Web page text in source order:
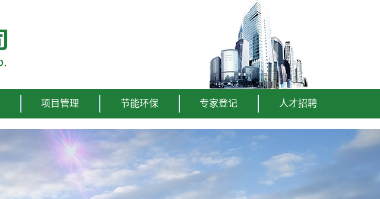
项目管理 节能环保 专家登记 人才招聘